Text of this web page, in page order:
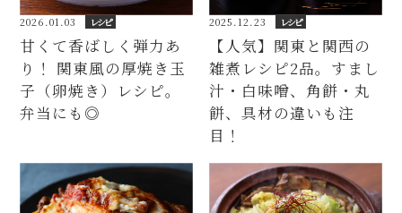
2026.01.03 レシピ
甘くて香ばしく弾力あ
り！ 関東風の厚焼き玉
子（卵焼き）レシピ。
弁当にも◎
2025.12.23 レシピ
【人気】関東と関西の
雑煮レシピ2品。すまし
汁・白味噌、角餅・丸
餅、具材の違いも注
目！